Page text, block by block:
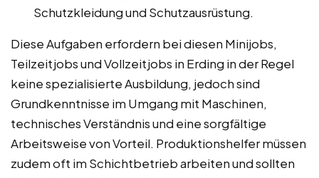
Schutzkleidung und Schutzausrüstung.
Diese Aufgaben erfordern bei diesen Minijobs,
Teilzeitjobs und Vollzeitjobs in Erding in der Regel
keine spezialisierte Ausbildung, jedoch sind
Grundkenntnisse im Umgang mit Maschinen,
technisches Verständnis und eine sorgfältige
Arbeitsweise von Vorteil. Produktionshelfer müssen
zudem oft im Schichtbetrieb arbeiten und sollten